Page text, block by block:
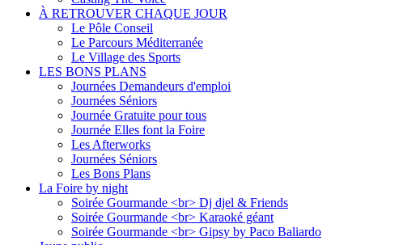
À RETROUVER CHAQUE JOUR
Le Pôle Conseil
Le Parcours Méditerranée
Le Village des Sports
LES BONS PLANS
Journées Demandeurs d'emploi
Journées Séniors
Journée Gratuite pour tous
Journée Elles font la Foire
Les Afterworks
Journées Séniors
Les Bons Plans
La Foire by night
Soirée Gourmande <br> Dj djel & Friends
Soirée Gourmande <br> Karaoké géant
Soirée Gourmande <br> Gipsy by Paco Baliardo